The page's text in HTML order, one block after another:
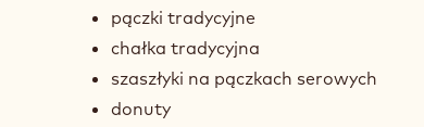
pączki tradycyjne
chałka tradycyjna
szaszłyki na pączkach serowych
donuty